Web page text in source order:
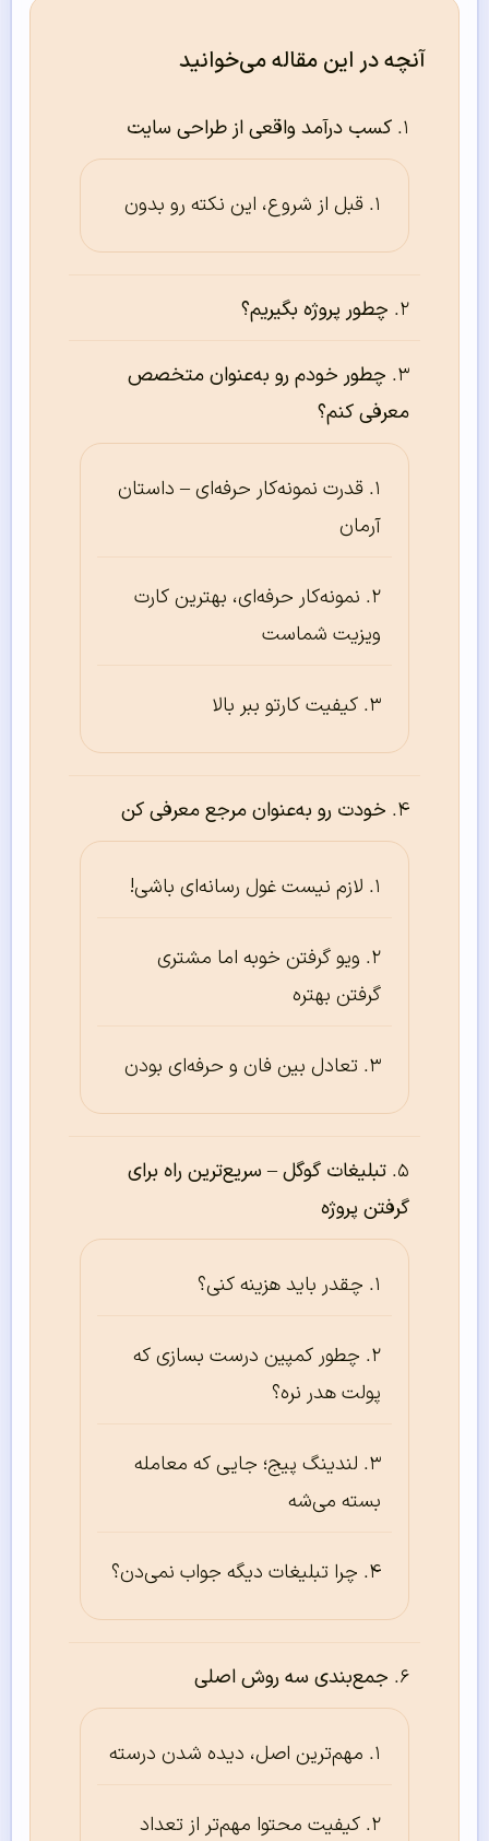
آنچه در این مقاله می‌خوانید
کسب درآمد واقعی از طراحی سایت
قبل از شروع، این نکته رو بدون
چطور پروژه بگیریم؟
چطور خودم رو به‌عنوان متخصص
معرفی کنم؟
قدرت نمونه‌کار حرفه‌ای – داستان
آرمان
نمونه‌کار حرفه‌ای، بهترین کارت
ویزیت شماست
کیفیت کارتو ببر بالا
خودت رو به‌عنوان مرجع معرفی کن
لازم نیست غول رسانه‌ای باشی!
ویو گرفتن خوبه اما مشتری
گرفتن بهتره
تعادل بین فان و حرفه‌ای بودن
تبلیغات گوگل – سریع‌ترین راه برای
گرفتن پروژه
چقدر باید هزینه کنی؟
چطور کمپین درست بسازی که
پولت هدر نره؟
لندینگ پیج؛ جایی که معامله
بسته می‌شه
چرا تبلیغات دیگه جواب نمی‌دن؟
جمع‌بندی سه روش اصلی
مهم‌ترین اصل، دیده شدن درسته
کیفیت محتوا مهم‌تر از تعداد